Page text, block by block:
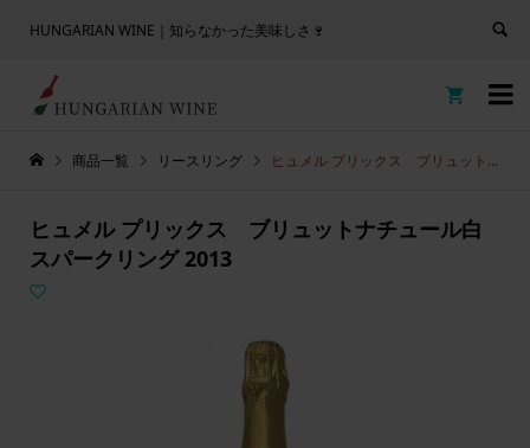
HUNGARIAN WINE｜知らなかった美味しさ🍷


商品一覧 リースリング ヒュメル プリックス ブリュットナチュール白スパークリング 2013
ヒュメル プリックス ブリュットナチュール白
スパークリング 2013